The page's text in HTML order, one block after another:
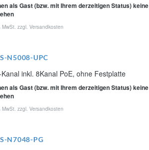
als Gast (bzw. mit Ihrem derzeitigen Status) keine
MwSt. zzgl.Versandkosten
N5008-UPC
inkl. 8Kanal PoE, ohne Festplatte
als Gast (bzw. mit Ihrem derzeitigen Status) keine
MwSt. zzgl.Versandkosten
N7048-PG